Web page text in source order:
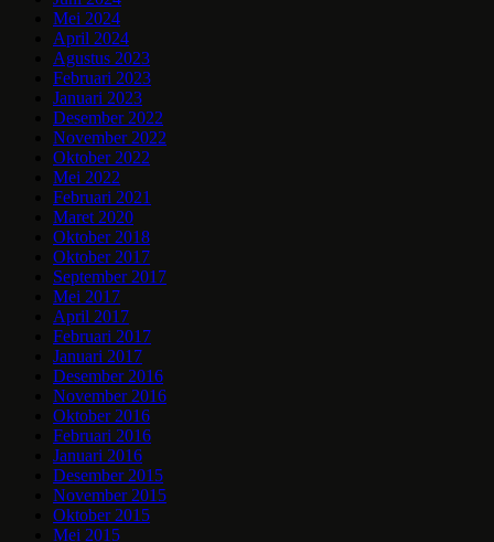
Mei 2024
April 2024
Agustus 2023
Februari 2023
Januari 2023
Desember 2022
November 2022
Oktober 2022
Mei 2022
Februari 2021
Maret 2020
Oktober 2018
Oktober 2017
September 2017
Mei 2017
April 2017
Februari 2017
Januari 2017
Desember 2016
November 2016
Oktober 2016
Februari 2016
Januari 2016
Desember 2015
November 2015
Oktober 2015
Mei 2015